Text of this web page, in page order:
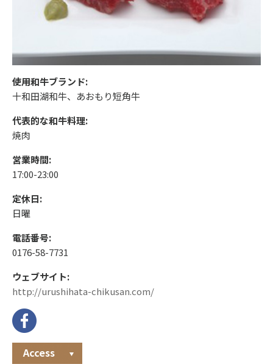
使用和牛ブランド:
十和田湖和牛、あおもり短角牛
代表的な和牛料理:
焼肉
営業時間:
17:00-23:00
定休日:
日曜
電話番号:
0176-58-7731
ウェブサイト:
http://urushihata-chikusan.com/
Access